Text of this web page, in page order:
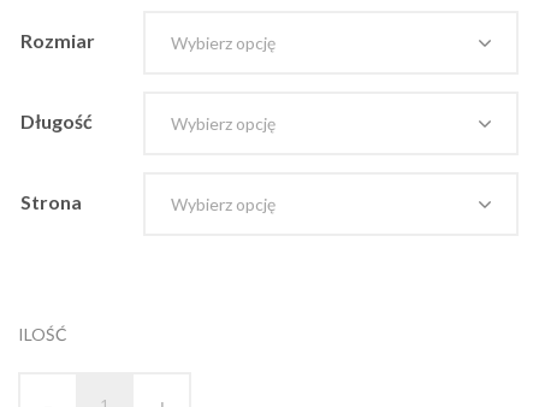
Rozmiar
Długość
Strona
ILOŚĆ